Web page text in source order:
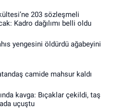
203 sözleşmeli
Kadro dağılımı belli oldu
yengesini öldürdü ağabeyini
camide mahsur kaldı
kavga: Bıçaklar çekildi, taş
uçuştu